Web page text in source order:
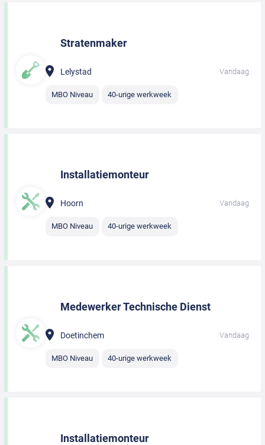
Stratenmaker
Lelystad Vandaag
MBO Niveau 40-urige werkweek
Installatiemonteur
Hoorn Vandaag
MBO Niveau 40-urige werkweek
Medewerker Technische Dienst
Doetinchem Vandaag
MBO Niveau 40-urige werkweek
Installatiemonteur